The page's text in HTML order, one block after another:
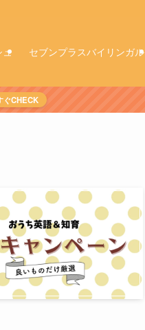
ュ セブンプラスバイリンガル
ぐCHECK